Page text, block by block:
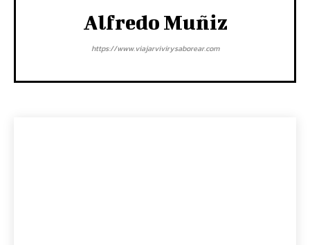
Alfredo Muñiz
https://www.viajarvivirysaborear.com